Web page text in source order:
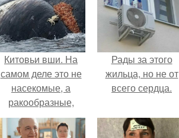
Китовьи вши. На
самом деле это не
насекомые, а
ракообразные,
относящиеся к
бокоплавам.
Рады за этого
жильца, но не от
всего сердца.